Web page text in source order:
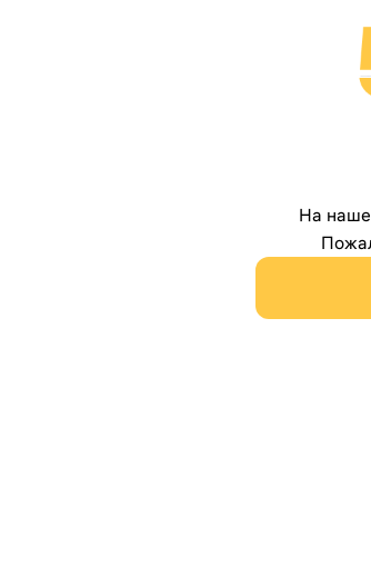
На